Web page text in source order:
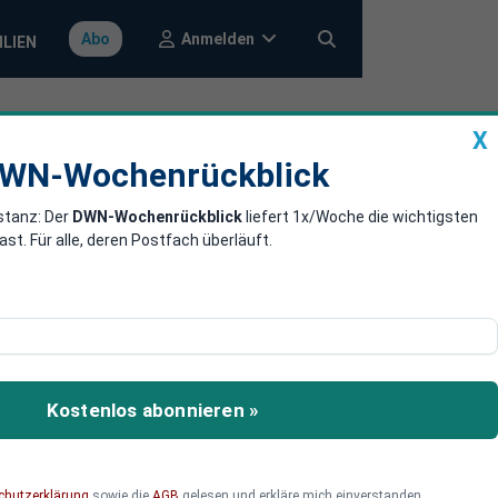
Abo Anmelden
– und verschiebt
X
Wochenrückblick
Der DWN-Wochenrückblick liefert 1x/Woche die wichtigsten
Für alle, deren Postfach überläuft.
Kostenlos abonnieren »